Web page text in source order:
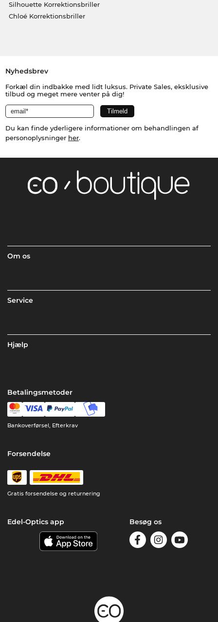
Silhouette Korrektionsbriller
Chloé Korrektionsbriller
Nyhedsbrev
Forkæl din indbakke med lidt luksus. Private Sales, eksklusive
tilbud og meget mere venter på dig!
Du kan finde yderligere informationer om behandlingen af
personoplysninger her.
Om os
Service
Hjælp
Betalingsmetoder
Bankoverførsel, Efterkrav
Forsendelse
Gratis forsendelse og returnering
Edel-Optics app Besøg os